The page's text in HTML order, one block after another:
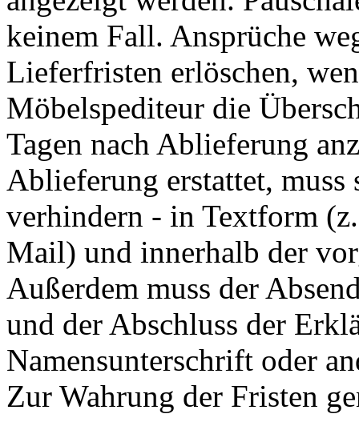
keinem Fall. Ansprüche
Lieferfristen erlöschen,
Möbelspediteur die
Tagen nach Ablieferung
Ablieferung erstattet,
verhindern - in Textform
Mail) und innerhalb der
Außerdem muss der
und der Abschluss der
Namensunterschrift oder
Zur Wahrung der Fristen